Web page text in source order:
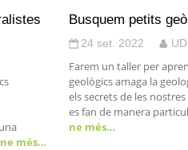
més…
Busquem petits
24 set. 2022
Farem un taller per
geològics amaga la
els secrets de les
es fan de manera
ne més…